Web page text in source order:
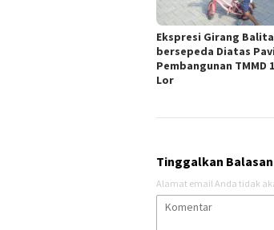
Ekspresi Girang Balita
bersepeda Diatas
Pembangunan TMMD
Lor
Tinggalkan Balasan
Alamat email Anda tidak